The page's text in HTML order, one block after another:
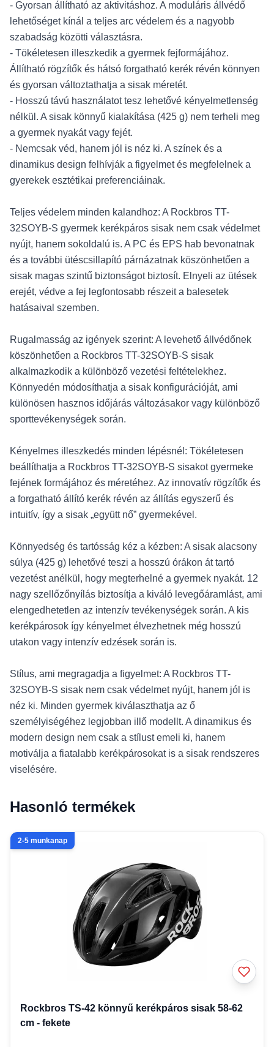
- Gyorsan állítható az aktivitáshoz. A moduláris állvédő
lehetőséget kínál a teljes arc védelem és a nagyobb
szabadság közötti választásra.
- Tökéletesen illeszkedik a gyermek fejformájához.
Állítható rögzítők és hátsó forgatható kerék révén könnyen
és gyorsan változtathatja a sisak méretét.
- Hosszú távú használatot tesz lehetővé kényelmetlenség
nélkül. A sisak könnyű kialakítása (425 g) nem terheli meg
a gyermek nyakát vagy fejét.
- Nemcsak véd, hanem jól is néz ki. A színek és a
dinamikus design felhívják a figyelmet és megfelelnek a
gyerekek esztétikai preferenciáinak.
Teljes védelem minden kalandhoz: A Rockbros TT-
32SOYB-S gyermek kerékpáros sisak nem csak védelmet
nyújt, hanem sokoldalú is. A PC és EPS hab bevonatnak
és a további ütéscsillapító párnázatnak köszönhetően a
sisak magas szintű biztonságot biztosít. Elnyeli az ütések
erejét, védve a fej legfontosabb részeit a balesetek
hatásaival szemben.
Rugalmasság az igények szerint: A levehető állvédőnek
köszönhetően a Rockbros TT-32SOYB-S sisak
alkalmazkodik a különböző vezetési feltételekhez.
Könnyedén módosíthatja a sisak konfigurációját, ami
különösen hasznos időjárás változásakor vagy különböző
sporttevékenységek során.
Kényelmes illeszkedés minden lépésnél: Tökéletesen
beállíthatja a Rockbros TT-32SOYB-S sisakot gyermeke
fejének formájához és méretéhez. Az innovatív rögzítők és
a forgatható állító kerék révén az állítás egyszerű és
intuitív, így a sisak „együtt nő” gyermekével.
Könnyedség és tartósság kéz a kézben: A sisak alacsony
súlya (425 g) lehetővé teszi a hosszú órákon át tartó
vezetést anélkül, hogy megterhelné a gyermek nyakát. 12
nagy szellőzőnyílás biztosítja a kiváló levegőáramlást, ami
elengedhetetlen az intenzív tevékenységek során. A kis
kerékpárosok így kényelmet élvezhetnek még hosszú
utakon vagy intenzív edzések során is.
Stílus, ami megragadja a figyelmet: A Rockbros TT-
32SOYB-S sisak nem csak védelmet nyújt, hanem jól is
néz ki. Minden gyermek kiválaszthatja az ő
személyiségéhez legjobban illő modellt. A dinamikus és
modern design nem csak a stílust emeli ki, hanem
motiválja a fiatalabb kerékpárosokat is a sisak rendszeres
viselésére.
Hasonló termékek
2-5 munkanap
Rockbros TS-42 könnyű kerékpáros sisak 58-62
cm - fekete